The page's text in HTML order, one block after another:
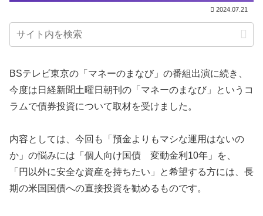
2024.07.21
BSテレビ東京の「マネーのまなび」の番組出演に続き、
今度は日経新聞土曜日朝刊の「マネーのまなび」というコ
ラムで債券投資について取材を受けました。
内容としては、今回も「預金よりもマシな運用はないの
か」の悩みには「個人向け国債 変動金利10年」を、
「円以外に安全な資産を持ちたい」と希望する方には、長
期の米国国債への直接投資を勧めるものです。